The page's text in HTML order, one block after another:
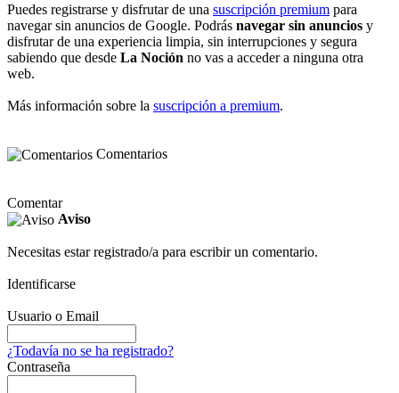
Puedes registrarse y disfrutar de una suscripción premium para
navegar sin anuncios de Google. Podrás navegar sin anuncios y
disfrutar de una experiencia limpia, sin interrupciones y segura
sabiendo que desde La Noción no vas a acceder a ninguna otra
web.
Más información sobre la suscripción a premium.
Comentarios
Comentar
Aviso
Necesitas estar registrado/a para escribir un comentario.
Identificarse
Usuario o Email
¿Todavía no se ha registrado?
Contraseña